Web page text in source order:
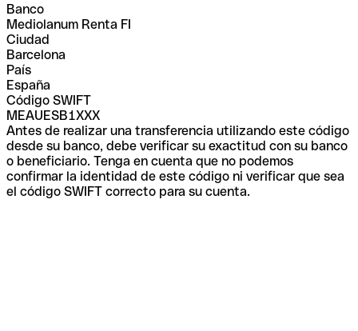
Banco
Mediolanum Renta FI
Ciudad
Barcelona
País
España
Código SWIFT
MEAUESB1XXX
Antes de realizar una transferencia utilizando este código
desde su banco, debe verificar su exactitud con su banco
o beneficiario. Tenga en cuenta que no podemos
confirmar la identidad de este código ni verificar que sea
el código SWIFT correcto para su cuenta.